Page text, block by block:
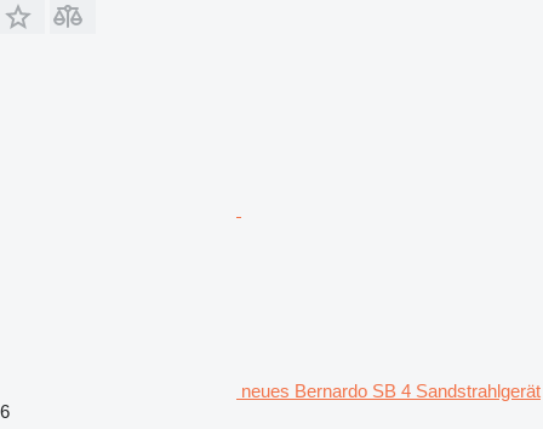
neues Bernardo SB 4 Sandstrahlgerät
6